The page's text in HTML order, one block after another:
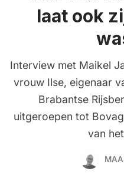
laat ook
Interview met Maikel
vrouw Ilse, eigenaar
Brabantse
uitgeroepen tot
van